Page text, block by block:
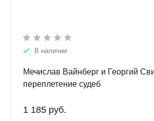
В наличии
Мечислав Вайнберг и Георгий
переплетение судеб
1 185 руб.